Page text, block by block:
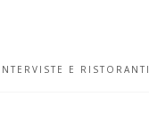
E RISTORANTI